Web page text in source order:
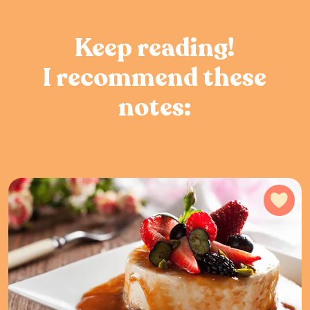
Keep reading!
I recommend these
notes: